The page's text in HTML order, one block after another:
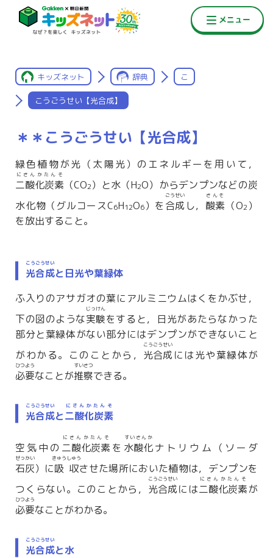
キッズネット 辞典 こ
こうごうせい【光合成】
＊＊こうごうせい【光合成】
緑色植物が光（太陽光）のエネルギーを用いて，
二酸化炭素
にさんかたんそ
（CO2）と水（H2O）からデンプンなどの炭
水化物（グルコースC6H12O6）を 合成
ごうせい
し， 酸素
さんそ
（O2 ）
を放出すること。
光合成
こうごうせい
と日光や葉緑体
ふ入りのアサガオの葉にアルミニウムはくをかぶせ，
下の図のような実験
じっけん
をすると，日光があたらなかった
部分と葉緑体がない部分にはデンプンができないこと
がわかる。このことから， 光合成
こうごうせい
には光や葉緑体が
必要
ひつよう
なことが推察
すいさつ
できる。
光合成
こうごうせい
と二酸化炭素
にさんかたんそ
空気中の 二酸化炭素
にさんかたんそ
を 水酸化
すいさんか
ナトリウム（ソーダ
石灰
せっかい
）に吸収
きゅうしゅう
させた場所においた植物は，デンプンを
つくらない。このことから， 光合成
こうごうせい
には二酸化炭素
にさんかたんそ
が
必要
ひつよう
なことがわかる。
光合成
こうごうせい
と水